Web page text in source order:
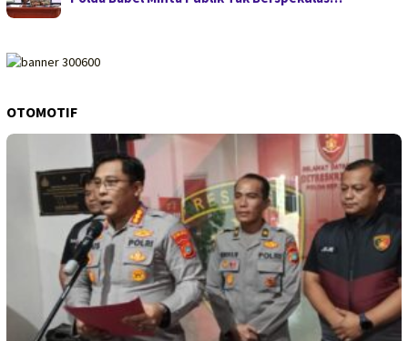
OTOMOTIF